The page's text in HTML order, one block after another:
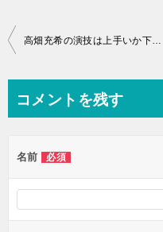
投
ビ
ー
シ
高畑充希の演技は上手いか下手か？受賞作品と演技の評判から考察！
コメントを残す
名前 必須